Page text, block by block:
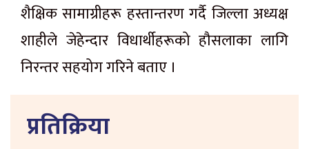
शैक्षिक सामाग्रीहरू हस्तान्तरण गर्दै जिल्ला अध्यक्ष
शाहीले जेहेन्दार विधार्थीहरूको हौसलाका लागि
निरन्तर सहयोग गरिने बताए ।
प्रतिक्रिया